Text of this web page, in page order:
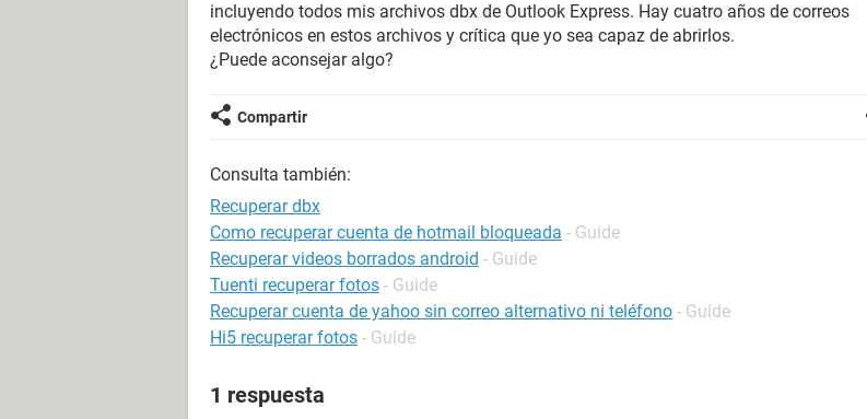
incluyendo todos mis archivos dbx de Outlook Express. Hay cuatro años de correos
electrónicos en estos archivos y crítica que yo sea capaz de abrirlos.
¿Puede aconsejar algo?
Compartir
Consulta también:
Recuperar dbx
Como recuperar cuenta de hotmail bloqueada - Guide
Recuperar videos borrados android - Guide
Tuenti recuperar fotos - Guide
Recuperar cuenta de yahoo sin correo alternativo ni teléfono - Guide
Hi5 recuperar fotos - Guide
1 respuesta